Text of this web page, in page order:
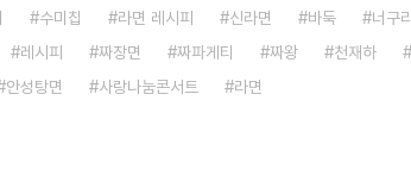
수미칩 라면 레시피 신라면 바둑 너구리
레시피 짜장면 짜파게티 짜왕 천재하
안성탕면 사랑나눔콘서트 라면